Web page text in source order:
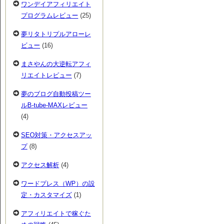
ワンデイアフィリエイト
プログラムレビュー (25)
夢リタトリプルアローレ
ビュー (16)
まさやんの大逆転アフィ
リエイトレビュー (7)
夢のブログ自動投稿ツー
ルB-tube-MAXレビュー
(4)
SEO対策・アクセスアッ
プ(8)
アクセス解析 (4)
ワードプレス（WP）の設
定・カスタマイズ (1)
アフィリエイトで稼ぐた